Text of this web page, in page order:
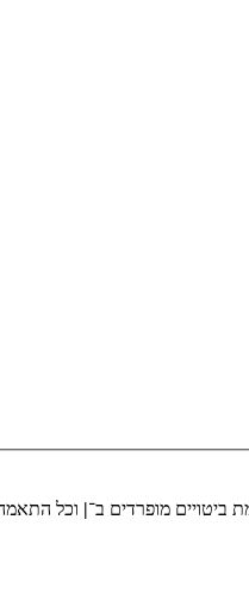
ביטויים מופרדים ב־| וכל